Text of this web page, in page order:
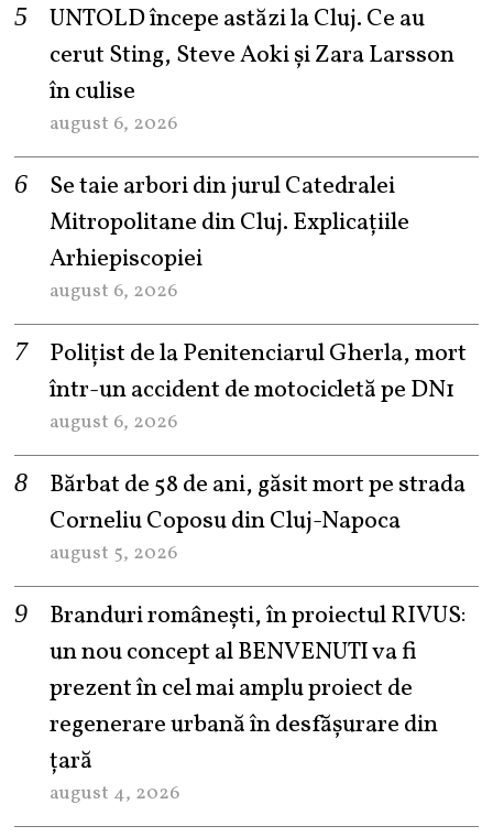
UNTOLD începe astăzi la Cluj. Ce au
cerut Sting, Steve Aoki și Zara Larsson
în culise
august 6, 2026
Se taie arbori din jurul Catedralei
Mitropolitane din Cluj. Explicațiile
Arhiepiscopiei
august 6, 2026
Polițist de la Penitenciarul Gherla, mort
într-un accident de motocicletă pe DN1
august 6, 2026
Bărbat de 58 de ani, găsit mort pe strada
Corneliu Coposu din Cluj-Napoca
august 5, 2026
Branduri românești, în proiectul RIVUS:
un nou concept al BENVENUTI va fi
prezent în cel mai amplu proiect de
regenerare urbană în desfășurare din
țară
august 4, 2026